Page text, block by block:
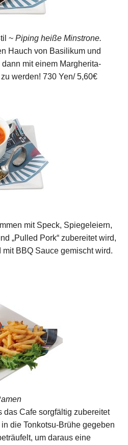
~ Piping heiße Minstrone.
Hauch von Basilikum und
mit einem Margherita-
werden! 730 Yen/ 5,60€
mit Speck, Spiegeleiern,
„Pulled Pork“ zubereitet wird,
BBQ Sauce gemischt wird.
das Cafe sorgfältig zubereitet
die Tonkotsu-Brühe gegeben
um daraus eine